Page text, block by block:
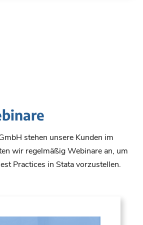
stehen unsere Kunden im
wir regelmäßig Webinare an, um
Practices in Stata vorzustellen.